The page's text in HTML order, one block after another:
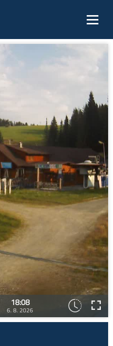
18:08
6. 8. 2026